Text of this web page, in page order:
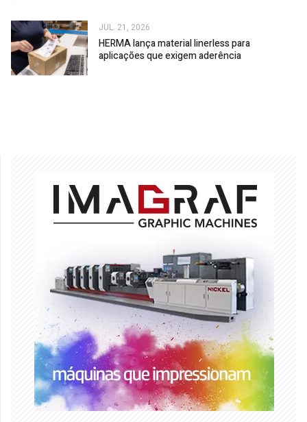
JUL. 21, 2026
HERMA lança material linerless para
aplicações que exigem aderência